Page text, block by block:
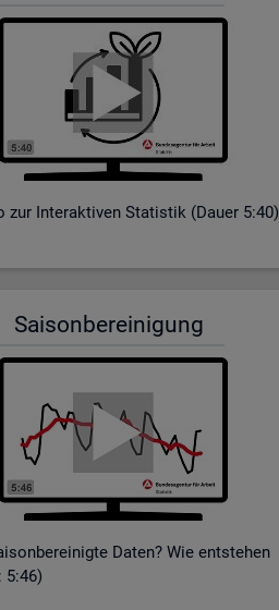
zur In­ter­ak­ti­ven Sta­tis­tik (Dauer 5:40)
Sai­son­be­rei­ni­gung
Daten? Wie ent­ste­hen
5:46)